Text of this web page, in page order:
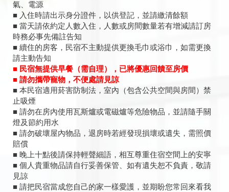
氣、電源
■ 入住時請出示身分證件，以供登記，並請繳清餘額
■ 當天請依約定人數入住，人數或房間數量若有增減請訂房
時務必事先備註告知
■ 續住的房客，民宿不主動提供更換毛巾或浴巾，如需更換
請主動告知
■ 民宿無提供早餐（需自理），已將優惠回饋至房價
■ 請勿攜帶寵物，不便處請見諒
■ 本民宿適用菸害防制法，室內（包含公共空間與房間）禁
止吸煙
■ 請勿在房內使用瓦斯爐或電磁爐等危險物品，並請隨手關
燈及節約用水
■ 請勿破壞屋內物品，退房時若經發現損壞或遺失，需照價
賠償
■ 晚上十點後請保持輕聲細語，相互尊重住宿空間上的安寧
■ 個人貴重物品請自行妥善保管、如有遺失恕不負責，敬請
見諒
■ 請把民宿當成您自己的家一樣愛護，並期盼您常回來看我